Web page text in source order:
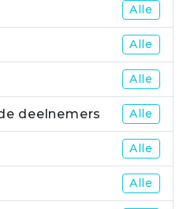
Alle
Alle
Alle
deelnemers Alle
Alle
Alle